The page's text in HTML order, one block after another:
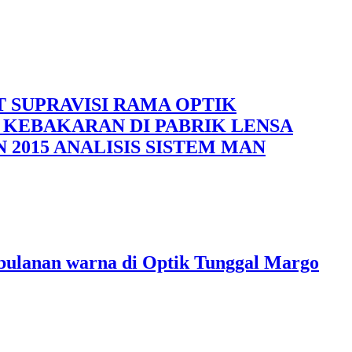
RAMA OPTIK
DI PABRIK LENSA
ANALISIS SISTEM MAN
warna di Optik Tunggal Margo